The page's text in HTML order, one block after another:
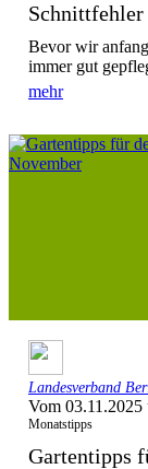
Schnittfehler
Bevor wir
immer gut
mehr
Landesverband
Vom
Monatstipps
Gartentipps